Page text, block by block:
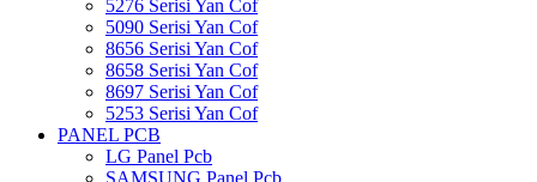
5276 Serisi Yan Cof
5090 Serisi Yan Cof
8656 Serisi Yan Cof
8658 Serisi Yan Cof
8697 Serisi Yan Cof
5253 Serisi Yan Cof
PANEL PCB
LG Panel Pcb